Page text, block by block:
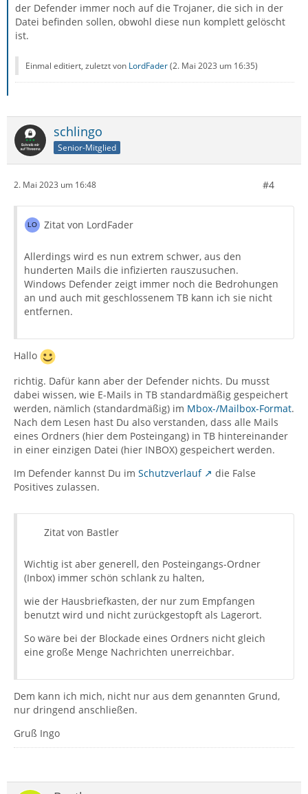
der Defender immer noch auf die Trojaner, die sich in der
Datei befinden sollen, obwohl diese nun komplett gelöscht
ist.
Einmal editiert, zuletzt von LordFader(2. Mai 2023 um 16:35)
schlingo
Senior-Mitglied
2. Mai 2023 um 16:48 #4
Zitat von LordFader
Allerdings wird es nun extrem schwer, aus den
hunderten Mails die infizierten rauszusuchen.
Windows Defender zeigt immer noch die Bedrohungen
an und auch mit geschlossenem TB kann ich sie nicht
entfernen.
Hallo
richtig. Dafür kann aber der Defender nichts. Du musst
dabei wissen, wie E-Mails in TB standardmäßig gespeichert
werden, nämlich (standardmäßig) im Mbox-/Mailbox-Format.
Nach dem Lesen hast Du also verstanden, dass alle Mails
eines Ordners (hier dem Posteingang) in TB hintereinander
in einer einzigen Datei (hier INBOX) gespeichert werden.
Im Defender kannst Du im Schutzverlauf
die False
Positives zulassen.
Zitat von Bastler
Wichtig ist aber generell, den Posteingangs-Ordner
(Inbox) immer schön schlank zu halten,
wie der Hausbriefkasten, der nur zum Empfangen
benutzt wird und nicht zurückgestopft als Lagerort.
So wäre bei der Blockade eines Ordners nicht gleich
eine große Menge Nachrichten unerreichbar.
Dem kann ich mich, nicht nur aus dem genannten Grund,
nur dringend anschließen.
Gruß Ingo